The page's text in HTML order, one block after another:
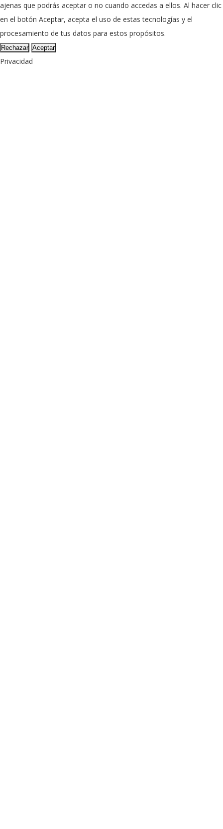
ajenas que podrás aceptar o no cuando accedas a ellos. Al hacer clic
en el botón Aceptar, acepta el uso de estas tecnologías y el
procesamiento de tus datos para estos propósitos.
Rechazar Aceptar
Privacidad